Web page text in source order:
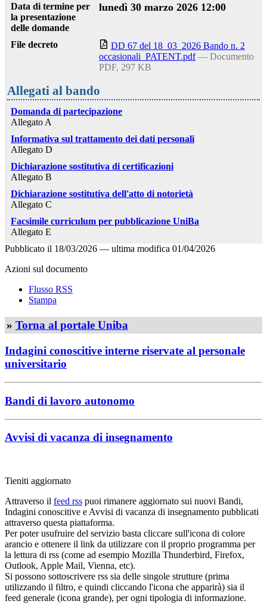
Data di termine per
la presentazione
delle domande
lunedì 30 marzo 2026 12:00
File decreto
DD 67 del 18_03_2026 Bando n. 2
occasionali_PATENT.pdf — Documento
PDF, 297 KB
Allegati al bando
Domanda di partecipazione
Allegato A
Informativa sul trattamento dei dati personali
Allegato D
Dichiarazione sostitutiva di certificazioni
Allegato B
Dichiarazione sostitutiva dell'atto di notorietà
Allegato C
Facsimile curriculum per pubblicazione UniBa
Allegato E
Pubblicato il 18/03/2026 — ultima modifica 01/04/2026
Azioni sul documento
Flusso RSS
Stampa
» Torna al portale Uniba
Indagini conoscitive interne riservate al personale
universitario
Bandi di lavoro autonomo
Avvisi di vacanza di insegnamento
Tieniti aggiornato
Attraverso il feed rss puoi rimanere aggiornato sui nuovi Bandi,
Indagini conoscitive e Avvisi di vacanza di insegnamento pubblicati
attraverso questa piattaforma.
Per poter usufruire del servizio basta cliccare sull'icona di colore
arancio e ottenere il link da utilizzare con il proprio programma per
la lettura di rss (come ad esempio Mozilla Thunderbird, Firefox,
Outlook, Apple Mail, Vienna, etc).
Si possono sottoscrivere rss sia delle singole strutture (prima
utilizzando il filtro, e quindi cliccando l'icona che apparirà) sia il
feed generale (icona grande), per ogni tipologia di informazione.